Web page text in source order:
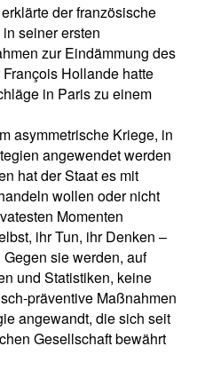
der französische
seiner ersten
zur Eindämmung des
Hollande hatte
in Paris zu einem
asymmetrische Kriege, in
angewendet werden
hat der Staat es mit
wollen oder nicht
Momenten
ihr Tun, ihr Denken –
sie werden, auf
und Statistiken, keine
präventive Maßnahmen
angewandt, die sich seit
Gesellschaft bewährt